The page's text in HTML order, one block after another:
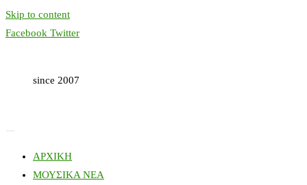
Skip to content
Facebook Twitter
since 2007
ΑΡΧΙΚΗ
ΜΟΥΣΙΚΑ ΝΕΑ